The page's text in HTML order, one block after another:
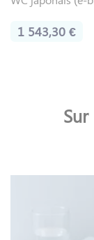
1 543,30 €